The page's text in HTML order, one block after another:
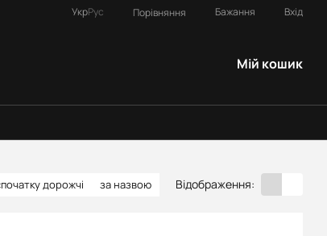
УкрРус Порівняння Бажання Вхід
Мій кошик
дорожчі за назвою Відображення: